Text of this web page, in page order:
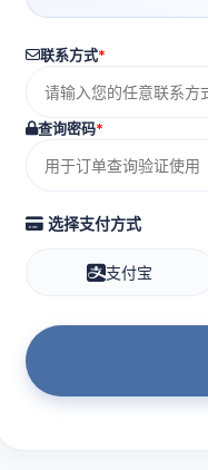
联系方式*
查询密码*
选择支付方式
支付宝